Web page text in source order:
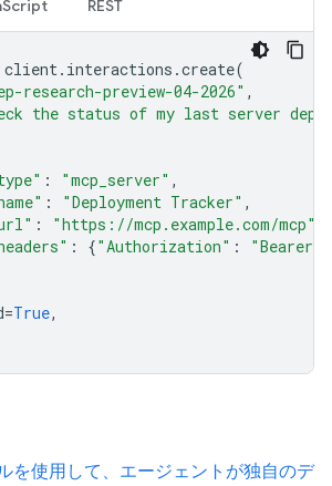
REST
client. interactions .create(
research-preview-04-2026" ,
the status of my last server
: "mcp_server" ,
: "Deployment Tracker" ,
: "https://mcp.example.com/mcp"
: {"Authorization" :
"Bearer
=True,
を使用して、エージェントが独自のデ